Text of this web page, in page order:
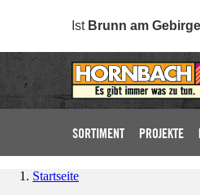
Ist Brunn am Gebirge
SORTIMENT PROJEKTE
Startseite